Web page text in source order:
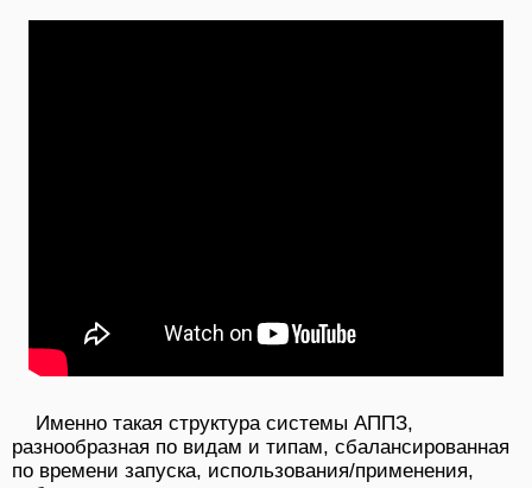
Именно такая структура системы АППЗ,
разнообразная по видам и типам, сбалансированная
по времени запуска, использования/применения,